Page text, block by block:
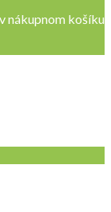
nákupnom košíku